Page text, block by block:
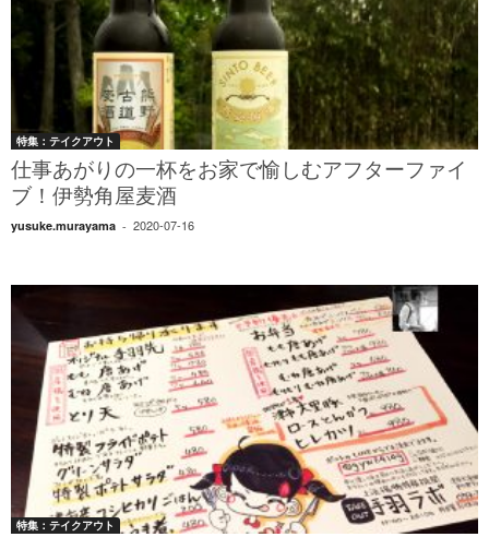
特集：テイクアウト
仕事あがりの一杯をお家で愉しむアフターファイ
ブ！伊勢角屋麦酒
yusuke.murayama - 2020-07-16
特集：テイクアウト